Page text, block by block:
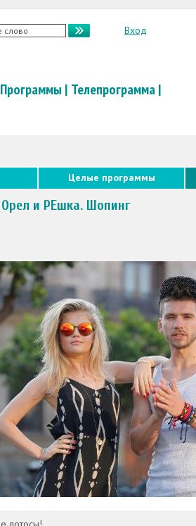
Вход
Программы | Телепрограмма|
Целые программы
и РЕшка. Шопинг